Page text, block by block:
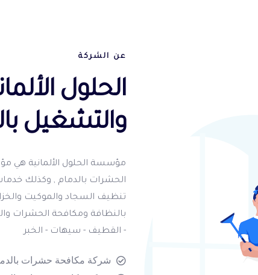
عن الشركة
الحلول
والتشغيل
مؤسسة الحلول الألمانية هي
الحشرات بالدمام , وكذلك
تنظيف السجاد والموكيت
بالنظافة ومكافحة الحشرات
- القطيف - سيهات - الخبر
شركة مكافحة حشرات